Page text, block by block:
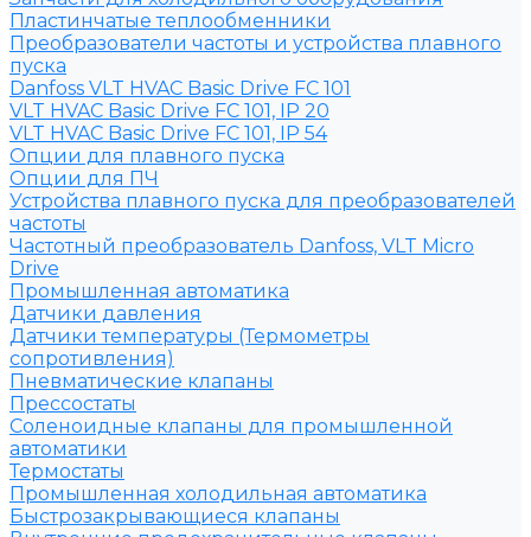
Пластинчатые теплообменники
Преобразователи частоты и устройства плавного
пуска
Danfoss VLT HVAC Basic Drive FC 101
VLT HVAC Basic Drive FC 101, IP 20
VLT HVAC Basic Drive FC 101, IP 54
Опции для плавного пуска
Опции для ПЧ
Устройства плавного пуска для преобразователей
частоты
Частотный преобразователь Danfoss, VLT Micro
Drive
Промышленная автоматика
Датчики давления
Датчики температуры (Термометры
сопротивления)
Пневматические клапаны
Прессостаты
Соленоидные клапаны для промышленной
автоматики
Термостаты
Промышленная холодильная автоматика
Быстрозакрывающиеся клапаны